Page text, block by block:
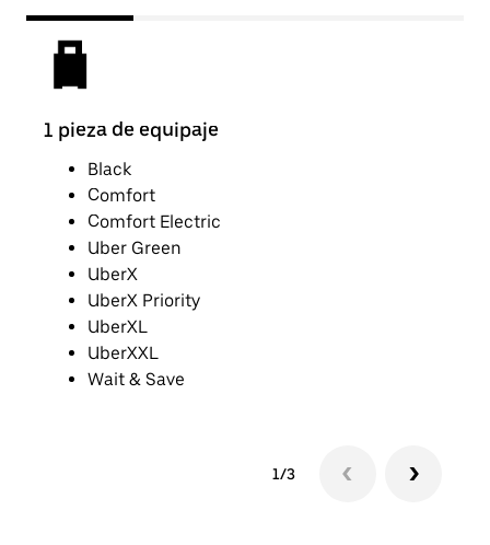
1 pieza de equipaje
Black
Comfort
Comfort Electric
Uber Green
UberX
UberX Priority
UberXL
UberXXL
Wait & Save
1/3